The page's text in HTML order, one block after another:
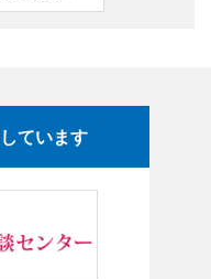
ています